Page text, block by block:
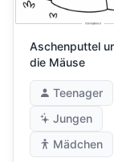
Aschenputtel
die Mäuse
Teenager
Jungen
Mädchen